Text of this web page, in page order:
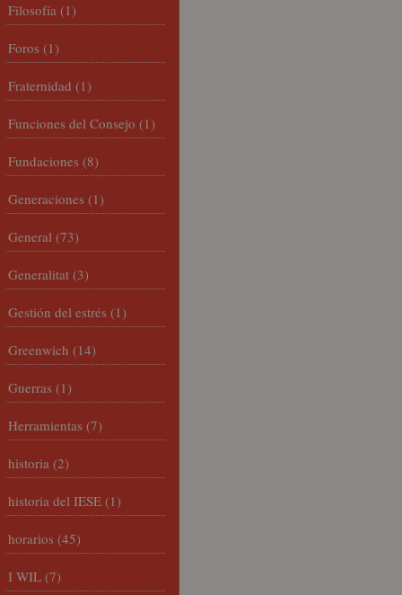
Filosofía (1)
Foros (1)
Fraternidad (1)
Funciones del Consejo (1)
Fundaciones (8)
Generaciones (1)
General (73)
Generalitat (3)
Gestión del estrés (1)
Greenwich (14)
Guerras (1)
Herramientas (7)
historia (2)
historia del IESE (1)
horarios (45)
I WIL (7)